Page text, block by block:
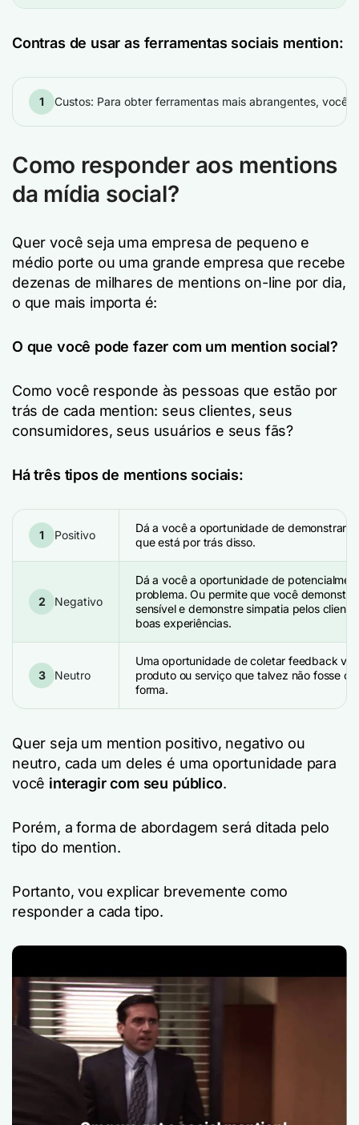
Contras de usar as ferramentas sociais mention:
1 Custos: Para obter ferramentas mais abrangentes, você
Como responder aos mentions
da mídia social?
Quer você seja uma empresa de pequeno e
médio porte ou uma grande empresa que recebe
dezenas de milhares de mentions on-line por dia,
o que mais importa é:
O que você pode fazer com um mention social?
Como você responde às pessoas que estão por
trás de cada mention: seus clientes, seus
consumidores, seus usuários e seus fãs?
Há três tipos de mentions sociais:
1 Positivo
Dá a você a oportunidade de demonstrar
que está por trás disso.
2 Negativo
Dá a você a oportunidade de
problema. Ou permite que você
sensível e demonstre simpatia pelos
boas experiências.
3 Neutro
Uma oportunidade de coletar feedback
produto ou serviço que talvez não fosse
forma.
Quer seja um mention positivo, negativo ou
neutro, cada um deles é uma oportunidade para
você interagir com seu público.
Porém, a forma de abordagem será ditada pelo
tipo do mention.
Portanto, vou explicar brevemente como
responder a cada tipo.